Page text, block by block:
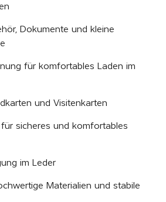
Dokumente und kleine
für komfortables Laden im
und Visitenkarten
sicheres und komfortables
im Leder
Materialien und stabile